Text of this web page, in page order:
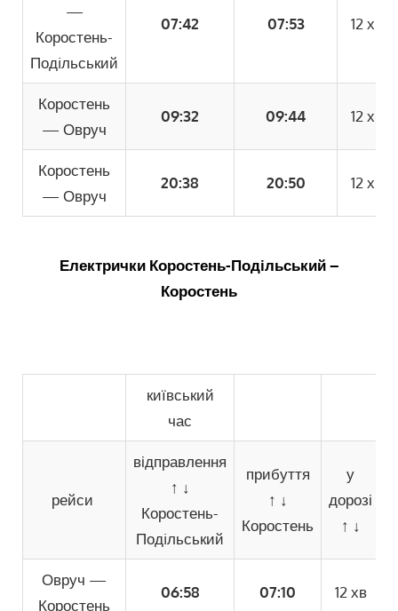
—
Коростень-
Подiльський
07:42 07:53 12 хв
Коростень
—Овруч
09:32 09:44 12 хв
Коростень
—Овруч
20:38 20:50 12 хв
Електрички Коростень-Подільський –
Коростень
київський
час
рейси
відправлення
↑ ↓
Коростень-
Подiльський
прибуття
↑ ↓
Коростень
у
дорозі
↑ ↓
Овруч —
Коростень
06:58 07:10 12 хв